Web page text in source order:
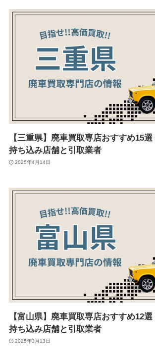
【三重県】廃車買取専店おすすめ15
持ち込み店舗と引取業者
2025年4月14日
【富山県】廃車買取専店おすすめ12
持ち込み店舗と引取業者
2025年3月13日